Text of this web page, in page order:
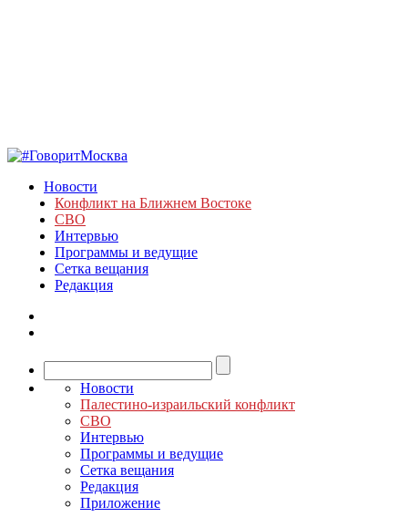
Новости
Конфликт на Ближнем Востоке
СВО
Интервью
Программы и ведущие
Сетка вещания
Редакция
Новости
Палестино-израильский конфликт
СВО
Интервью
Программы и ведущие
Сетка вещания
Редакция
Приложение